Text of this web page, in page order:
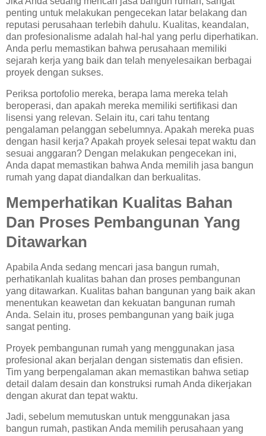
penting untuk melakukan pengecekan latar belakang dan
reputasi perusahaan terlebih dahulu. Kualitas, keandalan,
dan profesionalisme adalah hal-hal yang perlu diperhatikan.
Anda perlu memastikan bahwa perusahaan memiliki
sejarah kerja yang baik dan telah menyelesaikan berbagai
proyek dengan sukses.
Periksa portofolio mereka, berapa lama mereka telah
beroperasi, dan apakah mereka memiliki sertifikasi dan
lisensi yang relevan. Selain itu, cari tahu tentang
pengalaman pelanggan sebelumnya. Apakah mereka puas
dengan hasil kerja? Apakah proyek selesai tepat waktu dan
sesuai anggaran? Dengan melakukan pengecekan ini,
Anda dapat memastikan bahwa Anda memilih jasa bangun
rumah yang dapat diandalkan dan berkualitas.
Memperhatikan Kualitas Bahan
Dan Proses Pembangunan Yang
Ditawarkan
Apabila Anda sedang mencari jasa bangun rumah,
perhatikanlah kualitas bahan dan proses pembangunan
yang ditawarkan. Kualitas bahan bangunan yang baik akan
menentukan keawetan dan kekuatan bangunan rumah
Anda. Selain itu, proses pembangunan yang baik juga
sangat penting.
Proyek pembangunan rumah yang menggunakan jasa
profesional akan berjalan dengan sistematis dan efisien.
Tim yang berpengalaman akan memastikan bahwa setiap
detail dalam desain dan konstruksi rumah Anda dikerjakan
dengan akurat dan tepat waktu.
Jadi, sebelum memutuskan untuk menggunakan jasa
bangun rumah, pastikan Anda memilih perusahaan yang